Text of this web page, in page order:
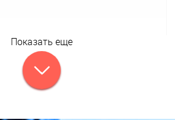
Показать еще